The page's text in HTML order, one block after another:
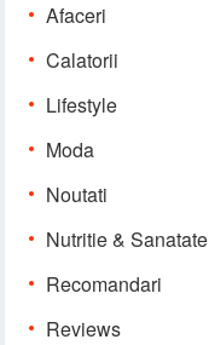
Afaceri
Calatorii
Lifestyle
Moda
Noutati
Nutritie & Sanatate
Recomandari
Reviews